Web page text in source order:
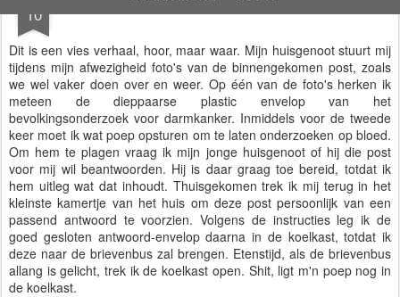
10
Dit is een vies verhaal, hoor, maar waar. Mijn huisgenoot stuurt mij
tijdens mijn afwezigheid foto's van de binnengekomen post, zoals
we wel vaker doen over en weer. Op één van de foto's herken ik
meteen de dieppaarse plastic envelop van het
bevolkingsonderzoek voor darmkanker. Inmiddels voor de tweede
keer moet ik wat poep opsturen om te laten onderzoeken op bloed.
Om hem te plagen vraag ik mijn jonge huisgenoot of hij die post
voor mij wil beantwoorden. Hij is daar graag toe bereid, totdat ik
hem uitleg wat dat inhoudt. Thuisgekomen trek ik mij terug in het
kleinste kamertje van het huis om deze post persoonlijk van een
passend antwoord te voorzien. Volgens de instructies leg ik de
goed gesloten antwoord-envelop daarna in de koelkast, totdat ik
deze naar de brievenbus zal brengen. Etenstijd, als de brievenbus
allang is gelicht, trek ik de koelkast open. Shit, ligt m'n poep nog in
de koelkast.